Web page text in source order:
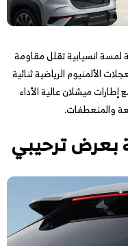
لمسة انسيابية تقلل مقاومة
الألمنيوم الرياضية ثنائية
19 بوصة و20 بوصة، مع إطارات ميشلان عالية الأداء
والمنعطفات.